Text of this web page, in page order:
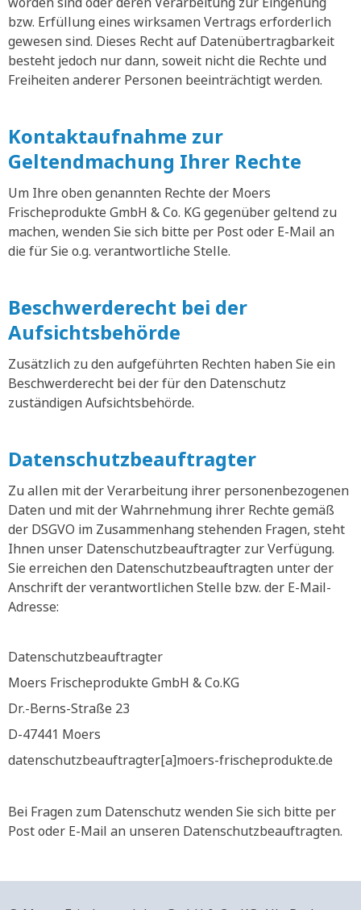
bzw. Erfüllung eines wirksamen Vertrags erforderlich
gewesen sind. Dieses Recht auf Datenübertragbarkeit
besteht jedoch nur dann, soweit nicht die Rechte und
Freiheiten anderer Personen beeinträchtigt werden.
Kontaktaufnahme zur
Geltendmachung Ihrer Rechte
Um Ihre oben genannten Rechte der Moers
Frischeprodukte GmbH & Co. KG gegenüber geltend zu
machen, wenden Sie sich bitte per Post oder E-Mail an
die für Sie o.g. verantwortliche Stelle.
Beschwerderecht bei der
Aufsichtsbehörde
Zusätzlich zu den aufgeführten Rechten haben Sie ein
Beschwerderecht bei der für den Datenschutz
zuständigen Aufsichtsbehörde.
Datenschutzbeauftragter
Zu allen mit der Verarbeitung ihrer personenbezogenen
Daten und mit der Wahrnehmung ihrer Rechte gemäß
der DSGVO im Zusammenhang stehenden Fragen, steht
Ihnen unser Datenschutzbeauftragter zur Verfügung.
Sie erreichen den Datenschutzbeauftragten unter der
Anschrift der verantwortlichen Stelle bzw. der E-Mail-
Adresse:
Datenschutzbeauftragter
Moers Frischeprodukte GmbH & Co.KG
Dr.-Berns-Straße 23
D-47441 Moers
datenschutzbeauftragter[a]moers-frischeprodukte.de
Bei Fragen zum Datenschutz wenden Sie sich bitte per
Post oder E-Mail an unseren Datenschutzbeauftragten.